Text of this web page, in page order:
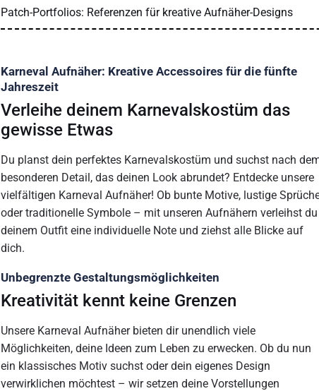
Patch-Portfolios: Referenzen für kreative Aufnäher-Designs
Karneval Aufnäher: Kreative Accessoires für die fünfte
Jahreszeit
Verleihe deinem Karnevalskostüm das
gewisse Etwas
Du planst dein perfektes Karnevalskostüm und suchst nach
besonderen Detail, das deinen Look abrundet? Entdecke unsere
vielfältigen Karneval Aufnäher! Ob bunte Motive, lustige
oder traditionelle Symbole – mit unseren Aufnähern verleihst du
deinem Outfit eine individuelle Note und ziehst alle Blicke auf
dich.
Unbegrenzte Gestaltungsmöglichkeiten
Kreativität kennt keine Grenzen
Unsere Karneval Aufnäher bieten dir unendlich viele
Möglichkeiten, deine Ideen zum Leben zu erwecken. Ob du nun
ein klassisches Motiv suchst oder dein eigenes Design
verwirklichen möchtest – wir setzen deine Vorstellungen